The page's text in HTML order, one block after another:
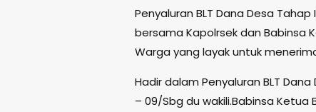
Penyaluran BLT Dana Desa
bersama Kapolrsek dan Babinsa
Warga yang layak untuk
Hadir dalam Penyaluran BLT
– 09/Sbg du wakili.Babinsa Ketua